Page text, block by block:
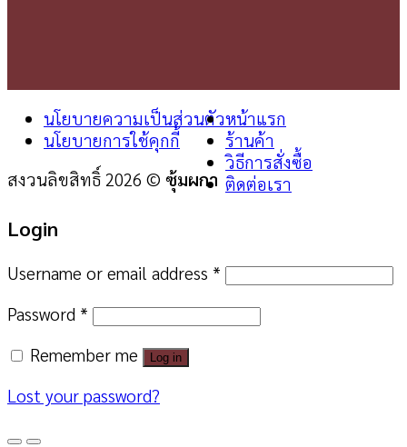
นโยบายความเป็นส่วนตัว
นโยบายการใช้คุกกี้
สงวนลิขสิทธิ์ 2026 © ซุ้มผกา
หน้าแรก
ร้านค้า
วิธีการสั่งซื้อ
ติดต่อเรา
Login
Username or email address *
Password *
Remember me
Log in
Lost your password?